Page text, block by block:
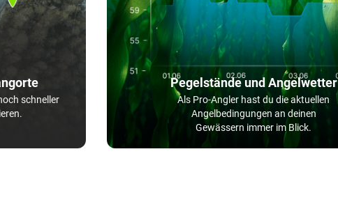
schneller
Pegelstände und Angelwetter
Als Pro-Angler hast du die aktuellen
Angelbedingungen an deinen
Gewässern immer im Blick.